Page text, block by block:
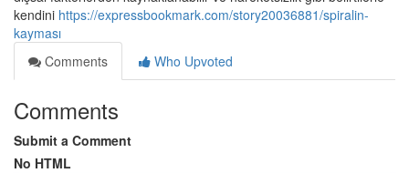
kendini https://expressbookmark.com/story20036881/spiralin-
kayması
Comments
Who Upvoted
Comments
Submit a Comment
No HTML